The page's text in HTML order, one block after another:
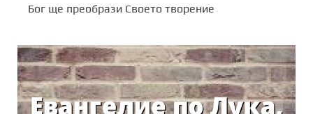
Бог ще преобрази Своето творение